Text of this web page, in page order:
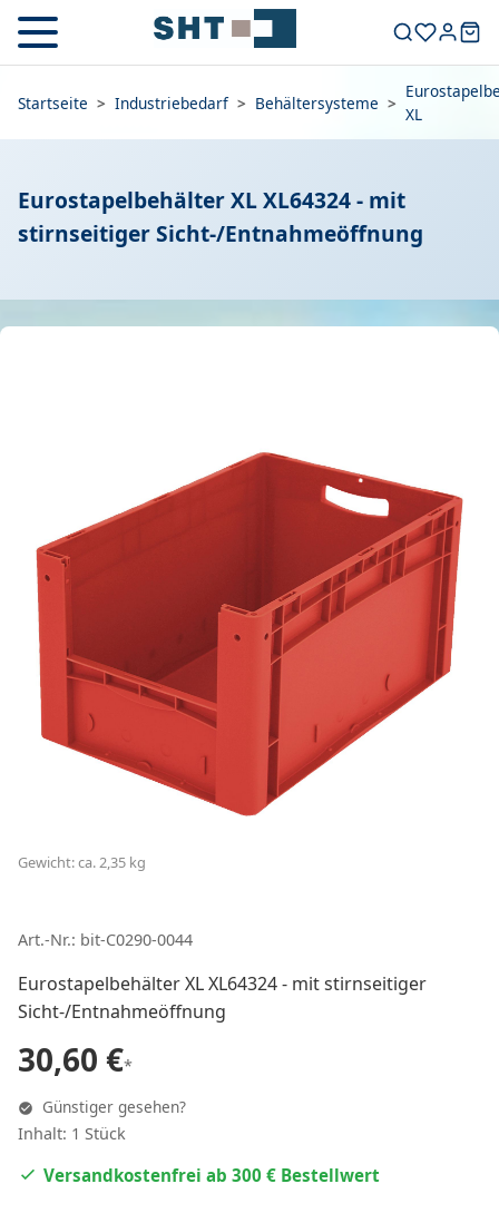
Startseite > Industriebedarf > Behältersysteme >
XL
Eurostapelbehälter XL XL64324 - mit
stirnseitiger Sicht-/Entnahmeöffnung
Gewicht: ca. 2,35 kg
Art.-Nr.: bit-C0290-0044
Eurostapelbehälter XL XL64324 - mit stirnseitiger
Sicht-/Entnahmeöffnung
30,60 €*
Günstiger gesehen?
Inhalt: 1 Stück
Versandkostenfrei ab 300 € Bestellwert